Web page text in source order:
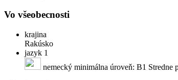
Vo všeobecnosti
krajina
Rakúsko
jazyk 1
nemecký minimálna úroveň: B1 Stredne